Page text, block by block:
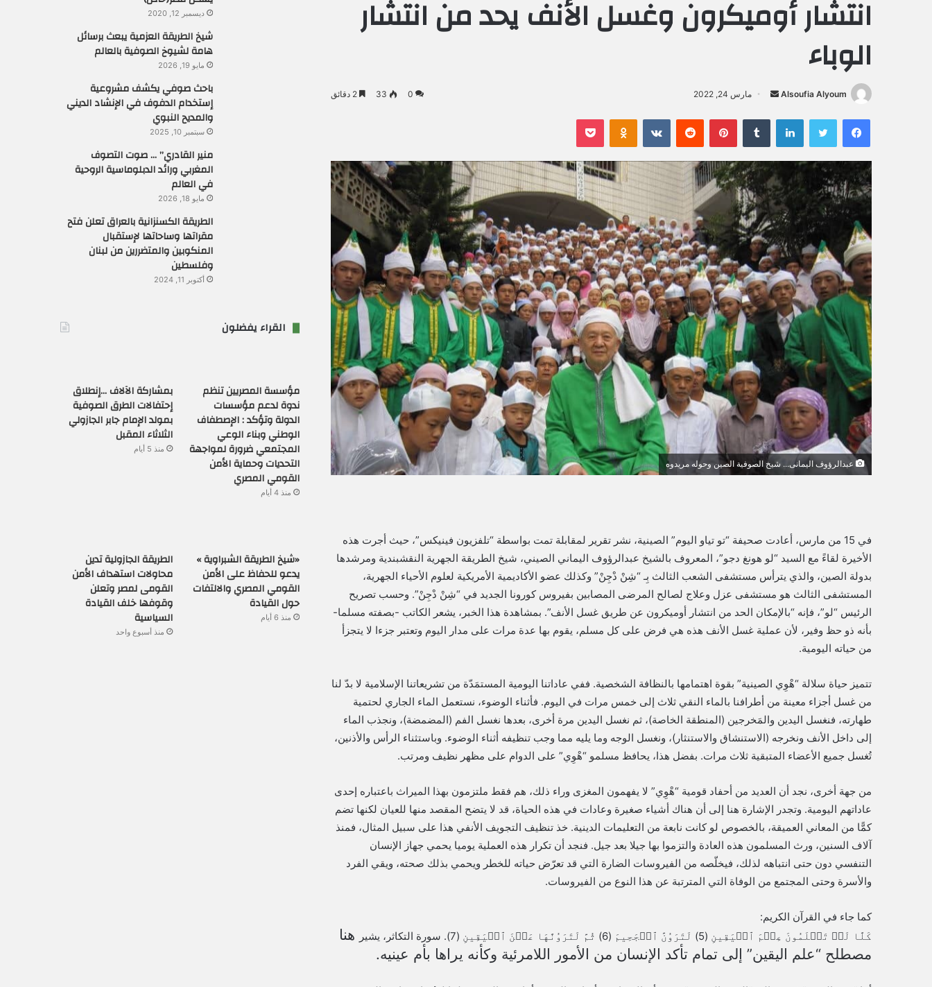
انتشار أوميكرون وغسل الأنف يحد من انتشار
الوباء
Alsoufia Alyoum
ل
ب
ر
ي
د
ا
إ
ل
ك
ت
ر
مارس 24, 2022 0
33
فيسبوك لينكدإن بينتيريست
عبدالرؤوف اليمانى... شيخ الصوفية الصين وحوله مريدوه
في 15 من مارس، أعادت صحيفة “تو تياو اليوم” الصينية، نشر تقرير لمقابلة تمت بواسطة “تلفزيون فينيكس”، حيث أجرت هذه
الأخيرة لقاءً مع السيد “لو هونغ دجو”، المعروف بالشيخ عبدالرؤوف اليماني الصيني، شيخ الطريقة الجهرية النقشبندية ومرشدها
بدولة الصين، والذي يترأس مستشفى الشعب الثالث بِـ “شِنْ دْجِنْ” وكذلك عضو الأكاديمية الأمريكية لعلوم الأحياء الجهرية،
المستشفى الثالث هو مستشفى عزل وعلاج لصالح المرضى المصابين بفيروس كورونا الجديد في “شِنْ دْجِنْ”. وحسب تصريح
الرئيس “لو”، فإنه “بالإمكان الحد من انتشار أوميكرون عن طريق غسل الأنف”. بمشاهدة هذا الخبر، يشعر الكاتب -بصفته مسلما-
بأنه ذو حظ وفير، لأن عملية غسل الأنف هذه هي فرض على كل مسلم، يقوم بها عدة مرات على مدار اليوم وتعتبر جزءا لا يتجزأ
من حياته اليومية.
تتميز حياة سلالة “هْوِي الصينية” بقوة اهتمامها بالنظافة الشخصية. ففي عاداتنا اليومية المستمَدّة من تشريعاتنا الإسلامية لا بدّ لنا
من غسل أجزاء معينة من أطرافنا بالماء النقي ثلاث إلى خمس مرات في اليوم. فأثناء الوضوء، نستعمل الماء الجاري لحتمية
طهارته، فنغسل اليدين والمَخرجين (المنطقة الخاصة)، ثم نغسل اليدين مرة أخرى، بعدها نغسل الفم (المضمضة)، ونجذب الماء
إلى داخل الأنف ونخرجه (الاستنشاق والاستنثار)، ونغسل الوجه وما يليه مما وجب تنظيفه أثناء الوضوء. وباستثناء الرأس والأذنين،
تُغسل جميع الأعضاء المتبقية ثلاث مرات. بفضل هذا، يحافظ مسلمو “هْوِي” على الدوام على مظهر نظيف ومرتب.
من جهة أخرى، نجد أن العديد من أحفاد قومية “هْوِي” لا يفهمون المغزى وراء ذلك، هم فقط ملتزمون بهذا الميراث باعتباره إحدى
عاداتهم اليومية. وتجدر الإشارة هنا إلى أن هناك أشياء صغيرة وعادات في هذه الحياة، قد لا يتضح المقصد منها للعيان لكنها تضم
كمًّا من المعاني العميقة، بالخصوص لو كانت نابعة من التعليمات الدينية. خذ تنظيف التجويف الأنفي هذا على سبيل المثال، فمنذ
آلاف السنين، ورث المسلمون هذه العادة والتزموا بها جيلا بعد جيل. فنجد أن تكرار هذه العملية يوميا يحمي جهاز الإنسان
التنفسي دون حتى انتباهه لذلك، فيخلّصه من الفيروسات الضارة التي قد تعرّض حياته للخطر ويحمي بذلك صحته، ويقي الفرد
والأسرة وحتى المجتمع من الوفاة التي المترتبة عن هذا النوع من الفيروسات.
كما جاء في القرآن الكريم:
كَلَّا لَوۡ تَعۡلَمُونَ عِلۡمَ ٱلۡيَقِينِ (5) لَتَرَوُنَّ ٱلۡجَحِيمَ (6) ثُمَّ لَتَرَوُنَّهَا عَيۡنَ ٱلۡيَقِينِ (7). سورة التكاثر، يشير
هنا
مصطلح “علم اليقين” إلى تمام تأكد الإنسان من الأمور اللامرئية وكأنه يراها بأم عينيه.
ديسمبر 12, 2020
شيخ الطريقة العزمية يبعث برسائل
هامة لشيوخ الصوفية بالعالم
مايو 19, 2026
باحث صوفي يكشف مشروعية
إستخدام الدفوف في الإنشاد الديني
والمديح النبوي
سبتمبر 10, 2025
منير القادري” … صوت التصوف
المغربي ورائد الدبلوماسية الروحية
في العالم
مايو 18, 2026
الطريقة الكسنزانية بالعراق تعلن فتح
مقراتها وساحاتها لإستقبال
المنكوبين والمتضررين من لبنان
وفلسطين
أكتوبر 11, 2024
القراء يفضلون
مؤسسة المصريين تنظم
ندوة لدعم مؤسسات
الدولة وتؤكد : الإصطفاف
الوطني وبناء الوعي
المجتمعي ضرورة لمواجهة
التحديات وحماية الأمن
القومي المصري
منذ 4 أيام
بمشاركة الآلاف …إنطلاق
إحتفالات الطرق الصوفية
بمولد الإمام جابر الجازولي
الثلاثاء المقبل
منذ 5 أيام
«شيخ الطريقة الشبراوية »
يدعو للحفاظ على الأمن
القومي المصري والالتفات
حول القيادة
منذ 6 أيام
الطريقة الجازولية تدين
محاولات استهداف الأمن
القومى لمصر وتعلن
وقوفها خلف القيادة
السياسية
منذ أسبوع واحد